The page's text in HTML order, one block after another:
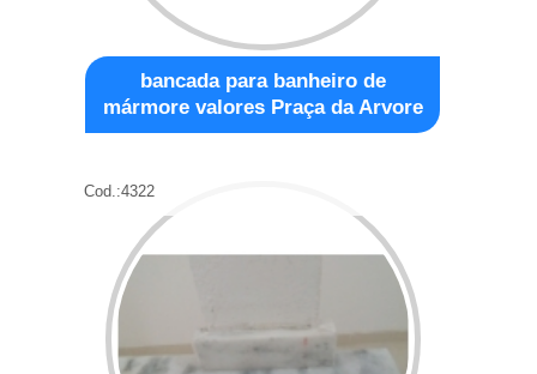
bancada para banheiro de
mármore valores Praça da Arvore
Cod.:4322